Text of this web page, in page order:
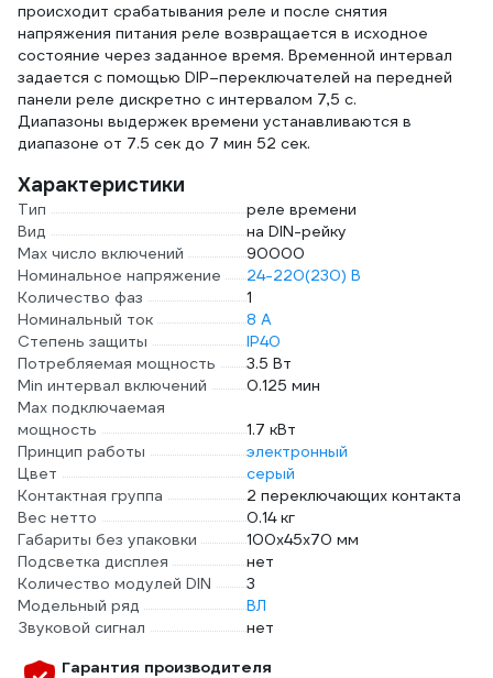
происходит срабатывания реле и после снятия
напряжения питания реле возвращается в исходное
состояние через заданное время. Временной интервал
задается с помощью DIP–переключателей на передней
панели реле дискретно с интервалом 7,5 с.
Диапазоны выдержек времени устанавливаются в
диапазоне от 7.5 сек до 7 мин 52 сек.
Характеристики
Тип
реле времени
Вид
на DIN-рейку
Max число включений
90000
Номинальное напряжение
24-220(230) В
Количество фаз
1
Номинальный ток
8 А
Степень защиты
IP40
Потребляемая мощность
3.5 Вт
Min интервал включений
0.125 мин
Max подключаемая
мощность
1.7 кВт
Принцип работы
электронный
Цвет
серый
Контактная группа
2 переключающих контакта
Вес нетто
0.14 кг
Габариты без упаковки
100х45х70 мм
Подсветка дисплея
нет
Количество модулей DIN
3
Модельный ряд
ВЛ
Звуковой сигнал
нет
Гарантия производителя